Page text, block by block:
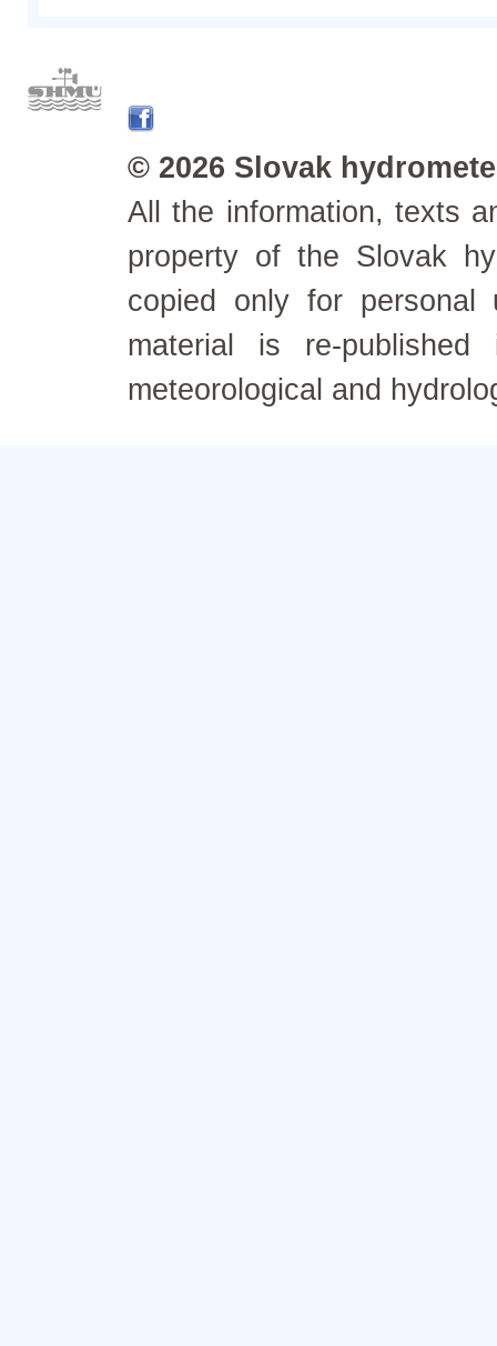
© 2026 Slovak
All the information, texts
property of the Slovak
copied only for personal
material is re-
meteorological and